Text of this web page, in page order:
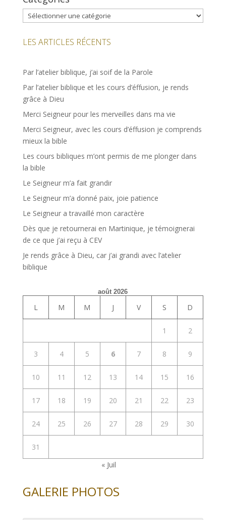
Catégories
LES ARTICLES RÉCENTS
Par l’atelier biblique, j’ai soif de la Parole
Par l’atelier biblique et les cours d’éffusion, je rends
grâce à Dieu
Merci Seigneur pour les merveilles dans ma vie
Merci Seigneur, avec les cours d’éffusion je comprends
mieux la bible
Les cours bibliques m’ont permis de me plonger dans
la bible
Le Seigneur m’a fait grandir
Le Seigneur m’a donné paix, joie patience
Le Seigneur a travaillé mon caractère
Dès que je retournerai en Martinique, je témoignerai
de ce que j’ai reçu à CEV
Je rends grâce à Dieu, car j’ai grandi avec l’atelier
biblique
août 2026
L M M J V S D
1 2
3 4 5 6 7 8 9
10 11 12 13 14 15 16
17 18 19 20 21 22 23
24 25 26 27 28 29 30
31
« Juil
GALERIE PHOTOS